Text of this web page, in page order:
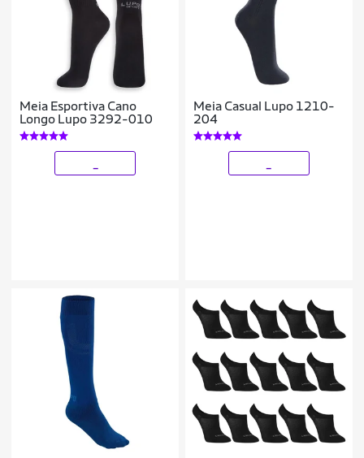
Meia Esportiva Cano
Longo Lupo 3292-010
Meia Casual Lupo 1210-
204